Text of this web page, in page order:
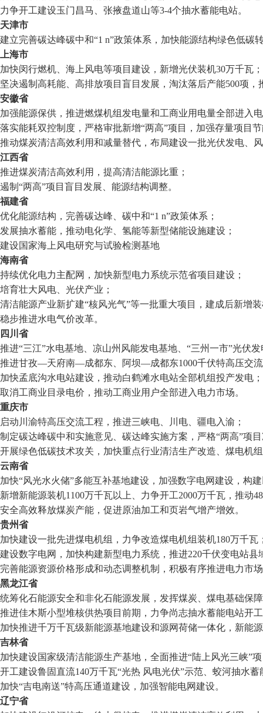
力争开工建设玉门昌马、张掖盘道山等3-4个抽水蓄能电站。
天津市
建立完善碳达峰碳中和“1 n”政策体系，加快能源结构绿色低碳
上海市
加快闵行燃机、海上风电等项目建设，新增光伏装机30万千瓦；
坚决遏制高耗能、高排放项目盲目发展，淘汰落后产能500项
安徽省
加强能源保供，推进燃煤机组发电量和工商业用电量全部进入
落实能耗双控制度，严格审批新增“两高”项目，加强存量项目
推动煤炭清洁高效利用和减量替代，布局建设一批光伏发电、
江西省
推进煤炭清洁高效利用，提高清洁能源比重；
遏制“两高”项目盲目发展、能源结构调整。
福建省
优化能源结构，完善碳达峰、碳中和“1 n”政策体系；
发展抽水蓄能，推动电化学、氢能等新型储能设施建设；
建设国家海上风电研究与试验检测基地
海南省
持续优化电力主配网，加快新型电力系统示范省项目建设；
培育壮大风电、光伏产业；
清洁能源产业新扩建“核风光气”等一批重大项目，建成后新增
稳步推进水电气价改革。
四川省
推进“三江”水电基地、凉山州风能发电基地、“三州一市”光伏
推进甘孜—天府南—成都东、阿坝—成都东1000千伏特高压交
加快孟底沟水电站建设，推动白鹤滩水电站全部机组投产发电；
取消工商业目录电价，推动工商业用户全部进入电力市场。
重庆市
启动川渝特高压交流工程，推进三峡电、川电、疆电入渝；
制定碳达峰碳中和实施意见、碳达峰实施方案，严格“两高”项
开展绿色低碳技术攻关，加快重点行业清洁生产改造、煤电机
云南省
加快“风光水火储”多能互补基地建设，加强数字电网建设，构
新增新能源装机1100万千瓦以上、力争开工2000万千瓦，推
安全高效释放煤炭产能，促进原油加工和页岩气增产增效。
贵州省
加快建设一批先进煤电机组，力争改造煤电机组装机180万千瓦
建设数字电网，加快构建新型电力系统，推进220千伏变电站县
完善能源资源价格形成和动态调整机制，积极有序推进电力市
黑龙江省
统筹化石能源安全和非化石能源发展，发挥煤炭、煤电基础保
推进佳木斯小型堆核供热项目前期，力争尚志抽水蓄能电站开
加快推进千万千瓦级新能源基地建设和源网荷储一体化，新能
吉林省
加快建设国家级清洁能源生产基地，全面推进“陆上风光三峡”
开工建设鲁固直流140万千瓦“光热 风电光伏”示范、蛟河抽水
加快“吉电南送”特高压通道建设，加强智能电网建设。
辽宁省